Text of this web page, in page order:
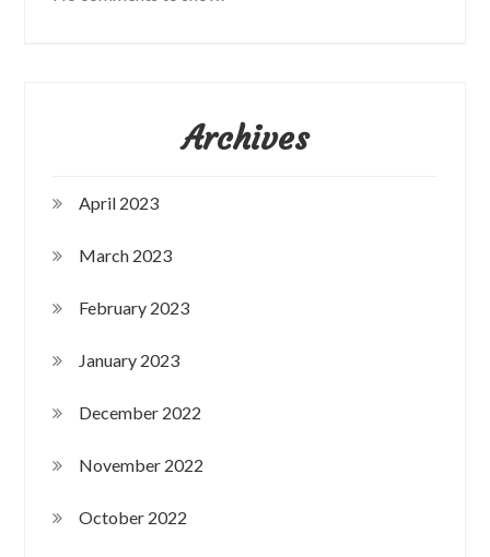
Archives
April 2023
March 2023
February 2023
January 2023
December 2022
November 2022
October 2022